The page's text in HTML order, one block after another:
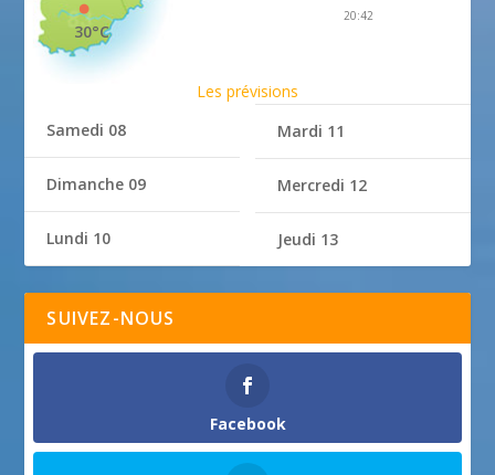
30°C
20:42
Les prévisions
Samedi 08
Dimanche 09
Lundi 10
Mardi 11
Mercredi 12
Jeudi 13
SUIVEZ-NOUS
Facebook